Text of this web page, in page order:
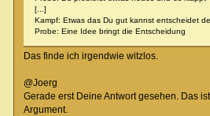
[...]
Kampf: Etwas das Du gut kannst entscheidet
Probe: Eine Idee bringt die Entscheidung
Das finde ich irgendwie witzlos.
@Joerg
Gerade erst Deine Antwort gesehen. Das
Argument.